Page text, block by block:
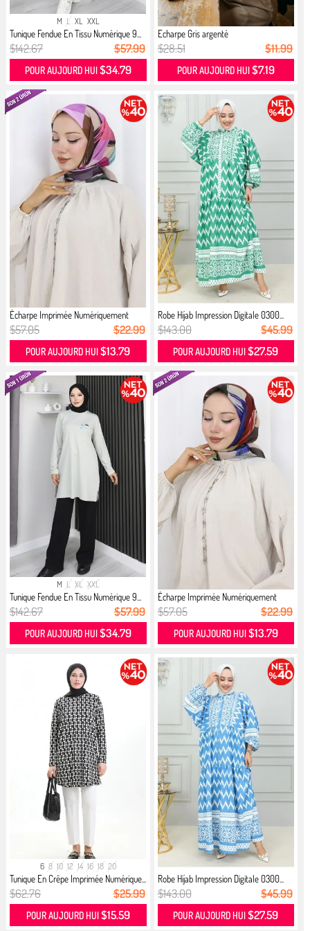
M L XL XXL
Tunique Fendue En Tissu Numérique 9...
$142.67 $57.99
POUR AUJOURD HUI$34.79
Echarpe Gris argenté
$28.51 $11.99
POUR AUJOURD HUI$7.19
Écharpe Imprimée Numériquement
7032...
$57.05 $22.99
POUR AUJOURD HUI$13.79
Robe Hijab Impression Digitale 0300...
$143.00 $45.99
POUR AUJOURD HUI$27.59
M L XL XXL
Tunique Fendue En Tissu Numérique 9...
$142.67 $57.99
POUR AUJOURD HUI $34.79
Écharpe Imprimée Numériquement
7032...
$57.05 $22.99
POUR AUJOURD HUI $13.79
6 8 10 12 14 16 18 20
Tunique En Crêpe Imprimée Numérique...
$62.76 $25.99
POUR AUJOURD HUI $15.59
Robe Hijab Impression Digitale 0300...
$143.00 $45.99
POUR AUJOURD HUI$27.59